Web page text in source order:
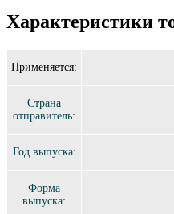
Характеристики
Применяется:
Страна
отправитель:
Год выпуска:
Форма
выпуска: